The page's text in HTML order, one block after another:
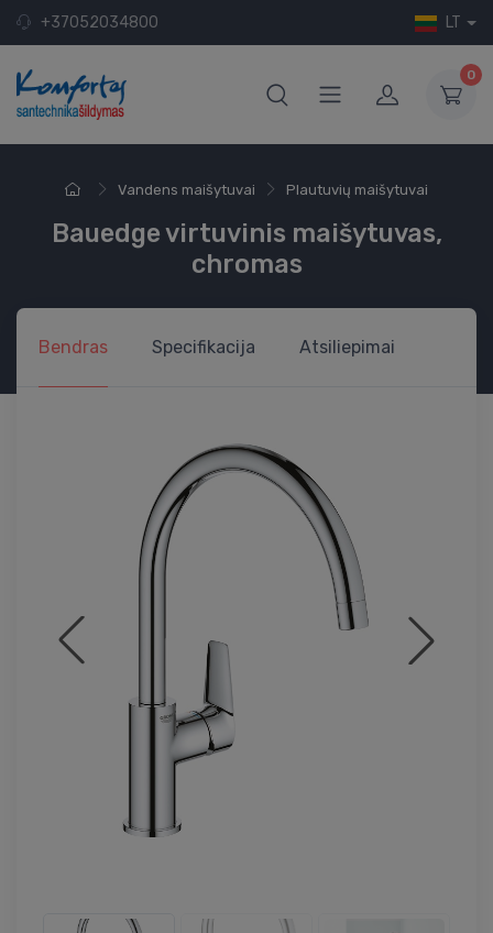
+37052034800 LT
0
Vandens maišytuvai Plautuvių maišytuvai
Bauedge virtuvinis maišytuvas,
chromas
Bendras Specifikacija Atsiliepimai